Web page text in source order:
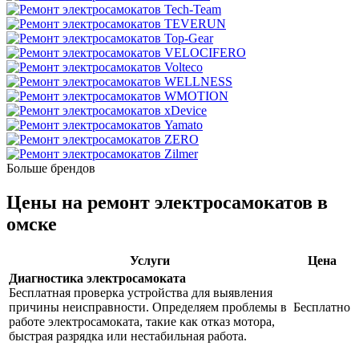
Больше брендов
Цены на ремонт электросамокатов в
омске
Услуги
Цена
Диагностика электросамоката
Бесплатная проверка устройства для выявления
причины неисправности. Определяем проблемы в
работе электросамоката, такие как отказ мотора,
быстрая разрядка или нестабильная работа.
Бесплатно